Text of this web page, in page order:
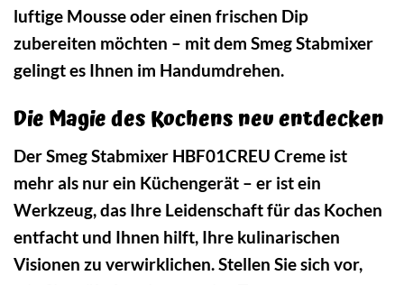
luftige Mousse oder einen frischen Dip
zubereiten möchten – mit dem Smeg Stabmixer
gelingt es Ihnen im Handumdrehen.
Die Magie des Kochens neu entdecken
Der Smeg Stabmixer HBF01CREU Creme ist
mehr als nur ein Küchengerät – er ist ein
Werkzeug, das Ihre Leidenschaft für das Kochen
entfacht und Ihnen hilft, Ihre kulinarischen
Visionen zu verwirklichen. Stellen Sie sich vor,